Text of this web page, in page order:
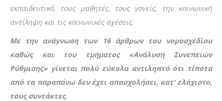
εκπαιδευτικό, τους μαθητές, τους γονείς, την κοινωνική
αντίληψη και τις κοινωνικές σχέσεις.
Με την ανάγνωση των 16 άρθρων του νομοσχεδίου
καθώς και του τμήματος «Ανάλυση Συνεπειών
Ρύθμισης» γίνεται πολύ εύκολα αντιληπτό ότι τίποτα
από τα παραπάνω δεν έχει απασχολήσει, κατ’ ελάχιστο,
τους συντάκτες.